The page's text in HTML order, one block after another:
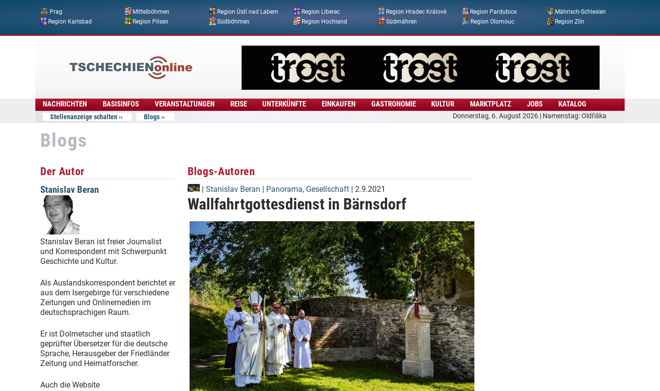
Direkt zum Inhalt
Prag Mittelböhmen Region Ústí nad Labem Region Liberec Region Hradec Králové Region Pardubice
Mährisch-Schlesien
Region Karlsbad
Region Pilsen Südböhmen Region Hochland Südmähren Region Olomouc Region Zlín
Donnerstag, 6. August 2026 | Namenstag: Oldřiška
Online
NACHRICHTEN BASISINFOS VERANSTALTUNGEN REISE UNTERKÜNFTE EINKAUFEN GASTRONOMIE KULTUR MARKTPLATZ JOBS KATALOG
Stellenanzeige schalten Blogs
Blogs
Der Autor
Stanislav Beran
Stanislav Beran ist freier Journalist
und Korrespondent mit Schwerpunkt
Geschichte und Kultur.
Als Auslandskorrespondent berichtet er
aus dem Isergebirge für verschiedene
Zeitungen und Onlinemedien im
deutschsprachigen Raum.
Er ist Dolmetscher und staatlich
geprüfter Übersetzer für die deutsche
Sprache, Herausgeber der Friedländer
Zeitung und Heimatforscher.
Auch die Website
Blogs-Autoren
| Stanislav Beran | Panorama, Gesellschaft | 2.9.2021
Wallfahrtgottesdienst in Bärnsdorf